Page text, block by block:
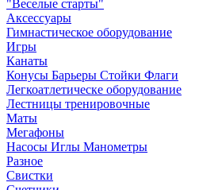
"Веселые старты"
Аксессуары
Гимнастическое оборудование
Игры
Канаты
Конусы Барьеры Стойки Флаги
Легкоатлетическе оборудование
Лестницы тренировочные
Маты
Мегафоны
Насосы Иглы Манометры
Разное
Свистки